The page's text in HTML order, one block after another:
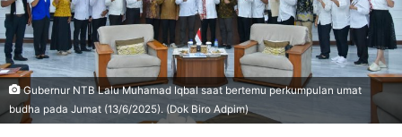
Gubernur NTB Lalu Muhamad Iqbal saat bertemu perkumpulan umat
budha pada Jumat (13/6/2025). (Dok Biro Adpim)